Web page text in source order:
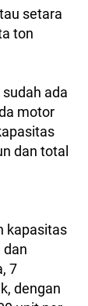
setara
ton
ada
motor
dan total
kapasitas
dan
7
dengan